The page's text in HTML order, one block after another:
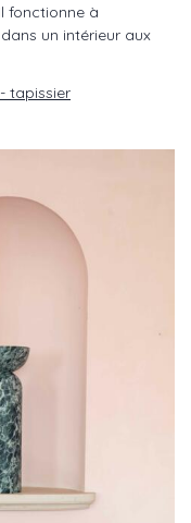
fonctionne à
un intérieur aux
tapissier